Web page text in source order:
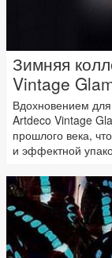
Зимняя
Vintage
Вдохновением
Artdeco Vintage
прошлого века,
и эффектной